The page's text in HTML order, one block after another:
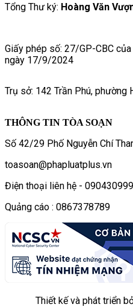
Tổng Thư ký: Hoàng Văn
Giấy phép số: 27/GP-CBC
ngày 17/9/2024
Trụ sở: 142 Trần Phú, phường
THÔNG TIN TÒA SOẠN
Số 42/29 Phố Nguyễn Chí
toasoan@phapluatplus.vn
Điện thoại liên hệ -
Quảng cáo : 0867378789
Thiết kế và phát triển